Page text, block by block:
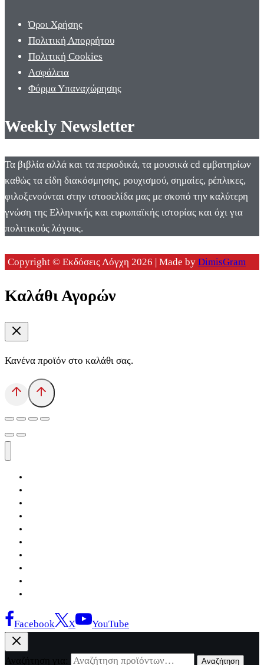
Όροι Χρήσης
Πολιτική Απορρήτου
Πολιτική Cookies
Ασφάλεια
Φόρμα Υπαναχώρησης
Weekly Newsletter
Τα βιβλία αλλά και τα περιοδικά, τα μουσικά cd εμβατηρίων
καθώς τα είδη διακόσμησης, ρουχισμού, σημαίες, ρέπλικες,
φιλοξενούνται στην ιστοσελίδα μας με σκοπό την καλύτερη
γνώση της Ελληνικής και ευρωπαϊκής ιστορίας και όχι για
πολιτικούς λόγους.
Copyright © Εκδόσεις Λόγχη 2026 | Made by DimisGram
Καλάθι Αγορών
Κανένα προϊόν στο καλάθι σας.
Facebook X YouTube
Αναζήτηση